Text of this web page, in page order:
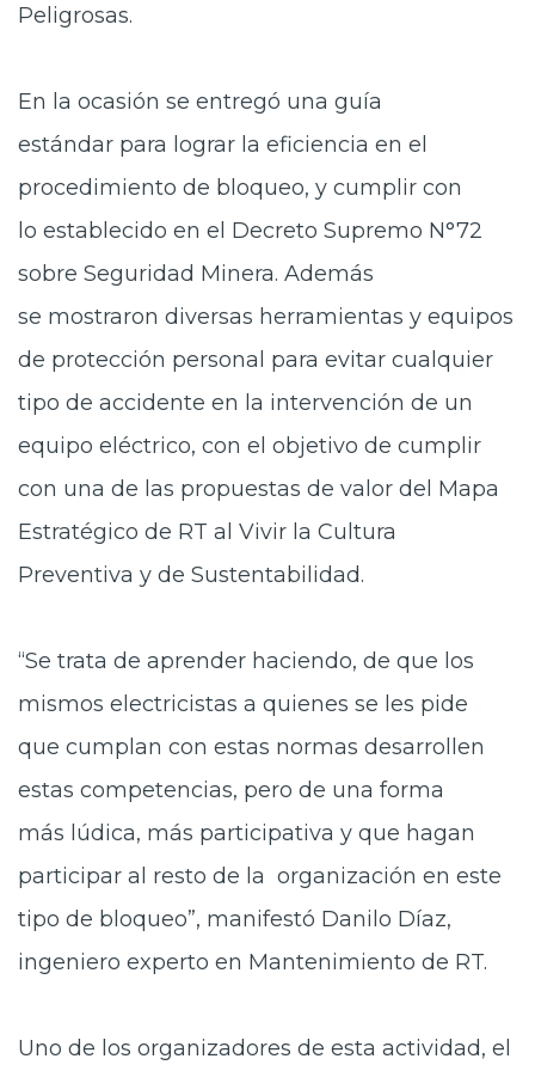
Peligrosas.
En la ocasión se entregó una guía
estándar para lograr la eficiencia en el
procedimiento de bloqueo, y cumplir con
lo establecido en el Decreto Supremo N°72
sobre Seguridad Minera. Además
se mostraron diversas herramientas y equipos
de protección personal para evitar cualquier
tipo de accidente en la intervención de un
equipo eléctrico, con el objetivo de cumplir
con una de las propuestas de valor del Mapa
Estratégico de RT al Vivir la Cultura
Preventiva y de Sustentabilidad.
“Se trata de aprender haciendo, de que los
mismos electricistas a quienes se les pide
que cumplan con estas normas desarrollen
estas competencias, pero de una forma
más lúdica, más participativa y que hagan
participar al resto de la organización en este
tipo de bloqueo”, manifestó Danilo Díaz,
ingeniero experto en Mantenimiento de RT.
Uno de los organizadores de esta actividad, el